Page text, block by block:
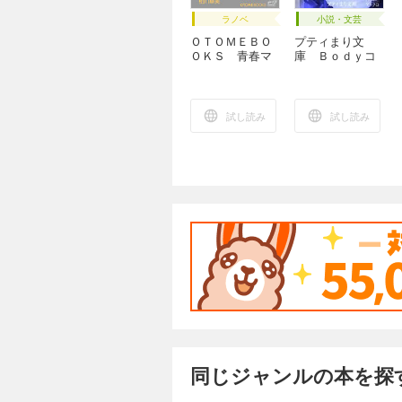
ラノベ
ＯＴＯＭＥＢＯ
ＯＫＳ 青春マ
試し読み
小説・文芸
プティまり文
庫 Ｂｏｄｙコ
試し読み
同じジャンルの本を探